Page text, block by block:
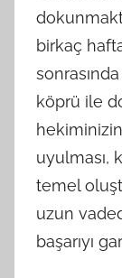
birkaç
köprü ile
uyulması,
temel
uzun
başarıyı